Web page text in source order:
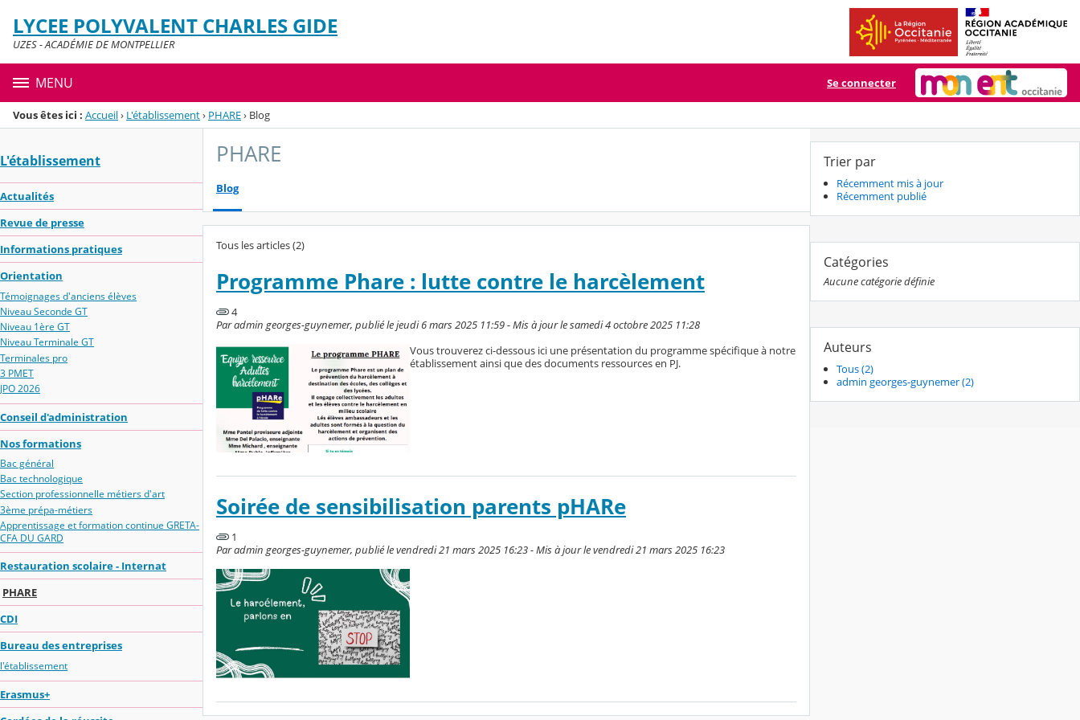
Menu de la rubrique
Contenu
LYCEE POLYVALENT CHARLES GIDE
UZES - ACADÉMIE DE MONTPELLIER
MENU Se connecter
Vous êtes ici : Accueil› L'établissement› PHARE› Blog
L'établissement
Actualités
Revue de presse
Informations pratiques
Orientation
Témoignages d'anciens élèves
Niveau Seconde GT
Niveau 1ère GT
Niveau Terminale GT
Terminales pro
3 PMET
JPO 2026
Conseil d'administration
Nos formations
Bac général
Bac technologique
Section professionnelle métiers d'art
3ème prépa-métiers
Apprentissage et formation continue GRETA-
CFA DU GARD
Restauration scolaire - Internat
PHARE
CDI
Bureau des entreprises
l'établissement
Erasmus+
PHARE
Blog
Tous les articles (2)
Programme Phare : lutte contre le harcèlement
4
Par admin georges-guynemer, publié le jeudi 6 mars 2025 11:59 - Mis à jour le samedi 4 octobre 2025 11:28
Vous trouverez ci-dessous ici une présentation du programme spécifique à notre
établissement ainsi que des documents ressources en PJ.
Soirée de sensibilisation parents pHARe
1
Par admin georges-guynemer, publié le vendredi 21 mars 2025 16:23 - Mis à jour le vendredi 21 mars 2025 16:23
Trier par
Récemment mis à jour
Récemment publié
Catégories
Aucune catégorie définie
Auteurs
Tous (2)
admin georges-guynemer (2)